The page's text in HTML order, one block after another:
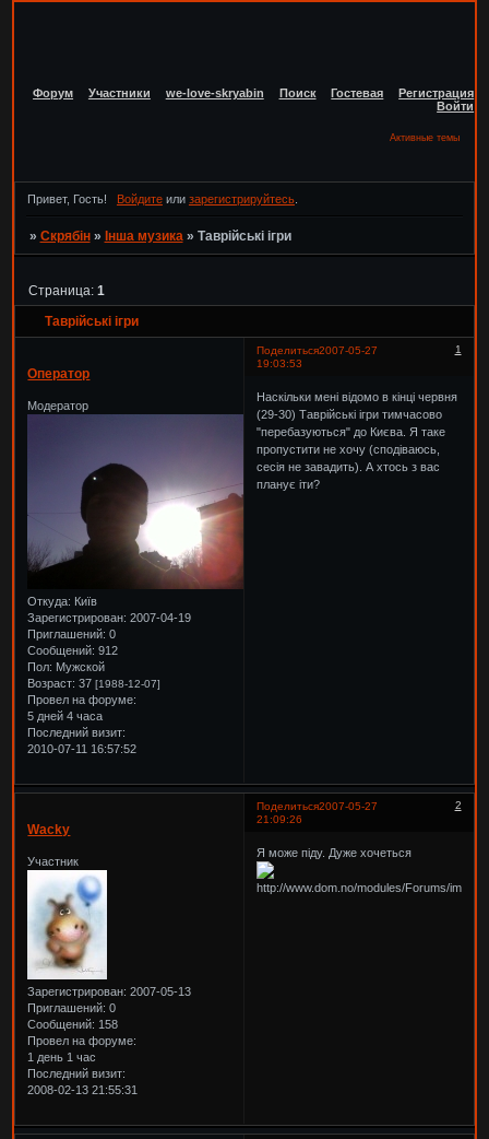
Форум Участники we-love-skryabin Поиск Гостевая
Регистрация
Войти
Активные темы
Привет, Гость! Войдитеили зарегистрируйтесь.
» Скрябін » Інша музика » Таврійські ігри
Таврійські ігри
Страница: 1
Поделиться 1
2007-05-27
19:03:53
Оператор
Модератор
Откуда: Київ
Зарегистрирован: 2007-04-19
Приглашений: 0
Сообщений: 912
Пол: Мужской
Возраст: 37[1988-12-07]
Провел на форуме:
5 дней 4 часа
Последний визит:
2010-07-11 16:57:52
Наскільки мені відомо в кінці червня
(29-30) Таврійські ігри тимчасово
"перебазуються" до Києва. Я таке
пропустити не хочу (сподіваюсь,
сесія не завадить). А хтось з вас
планує іти?
Поделиться 2
2007-05-27
21:09:26
Wacky
Участник
Зарегистрирован: 2007-05-13
Приглашений: 0
Сообщений: 158
Провел на форуме:
1 день 1 час
Последний визит:
2008-02-13 21:55:31
Я може піду. Дуже хочеться